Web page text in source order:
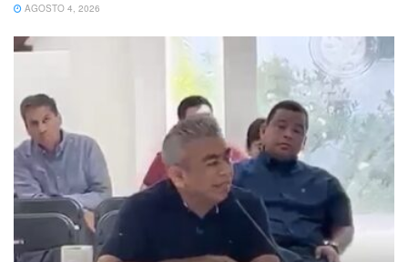
AGOSTO 4, 2026